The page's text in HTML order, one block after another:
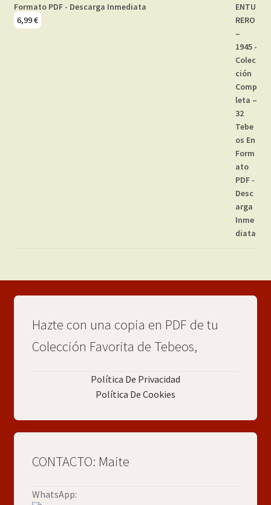
Formato PDF - Descarga Inmediata
6,99€
Hazte con una copia en PDF de tu
Colección Favorita de Tebeos,
Política De Privacidad
Política De Cookies
CONTACTO: Maite
WhatsApp: